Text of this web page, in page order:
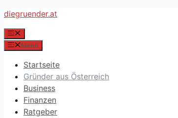
Zum
springen
diegruender.at
Menü
Menü
Startseite
Gründer aus Österreich
Business
Finanzen
Ratgeber